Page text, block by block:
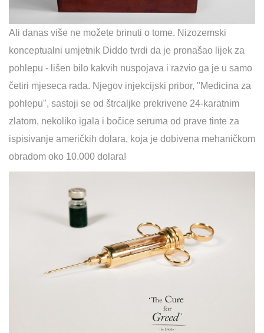
Ali danas više ne možete brinuti o tome. Nizozemski
konceptualni umjetnik Diddo tvrdi da je pronašao lijek za
pohlepu - lišen bilo kakvih nuspojava i razvio ga je u samo
četiri mjeseca rada. Njegov injekcijski pribor, "Medicina za
pohlepu", sastoji se od štrcaljke prekrivene 24-karatnim
zlatom, nekoliko igala i bočice seruma od prave tinte za
ispisivanje američkih dolara, koja je dobivena mehaničkom
obradom oko 10.000 dolara!